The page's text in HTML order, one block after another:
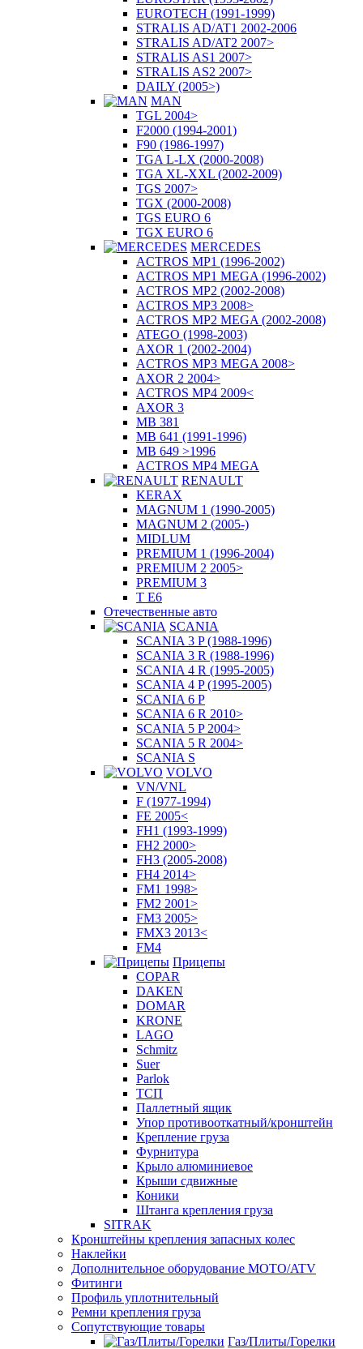
EUROTECH (1991-1999)
STRALIS AD/AT1 2002-2006
STRALIS AD/AT2 2007>
STRALIS AS1 2007>
STRALIS AS2 2007>
DAILY (2005>)
MAN
TGL 2004>
F2000 (1994-2001)
F90 (1986-1997)
TGA L-LX (2000-2008)
TGA XL-XXL (2002-2009)
TGS 2007>
TGX (2000-2008)
TGS EURO 6
TGX EURO 6
MERCEDES
ACTROS MP1 (1996-2002)
ACTROS MP1 MEGA (1996-2002)
ACTROS MP2 (2002-2008)
ACTROS MP3 2008>
ACTROS MP2 MEGA (2002-2008)
ATEGO (1998-2003)
AXOR 1 (2002-2004)
ACTROS MP3 MEGA 2008>
AXOR 2 2004>
ACTROS MP4 2009<
AXOR 3
MB 381
MB 641 (1991-1996)
MB 649 >1996
ACTROS MP4 MEGA
RENAULT
KERAX
MAGNUM 1 (1990-2005)
MAGNUM 2 (2005-)
MIDLUM
PREMIUM 1 (1996-2004)
PREMIUM 2 2005>
PREMIUM 3
T E6
Отечественные авто
SCANIA
SCANIA 3 P (1988-1996)
SCANIA 3 R (1988-1996)
SCANIA 4 R (1995-2005)
SCANIA 4 P (1995-2005)
SCANIA 6 P
SCANIA 6 R 2010>
SCANIA 5 P 2004>
SCANIA 5 R 2004>
SCANIA S
VOLVO
VN/VNL
F (1977-1994)
FE 2005<
FH1 (1993-1999)
FH2 2000>
FH3 (2005-2008)
FH4 2014>
FM1 1998>
FM2 2001>
FM3 2005>
FMX3 2013<
FM4
Прицепы
COPAR
DAKEN
DOMAR
KRONE
LAGO
Schmitz
Suer
Parlok
ТСП
Паллетный ящик
Упор противооткатный/кронштейн
Крепление груза
Фурнитура
Крыло алюминиевое
Крыши сдвижные
Коники
Штанга крепления груза
SITRAK
Кронштейны крепления запасных колес
Наклейки
Дополнительное оборудование MOTO/ATV
Фитинги
Профиль уплотнительный
Ремни крепления груза
Сопутствующие товары
Газ/Плиты/Горелки